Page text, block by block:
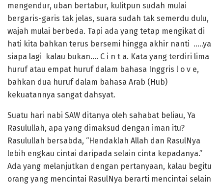
mengendur, uban bertabur, kulitpun sudah mulai
bergaris-garis tak jelas, suara sudah tak semerdu dulu,
wajah mulai berbeda. Tapi ada yang tetap mengikat di
hati kita bahkan terus bersemi hingga akhir nanti …..ya
siapa lagi kalau bukan…. C i n t a. Kata yang terdiri lima
huruf atau empat huruf dalam bahasa Inggris l o v e,
bahkan dua huruf dalam bahasa Arab (Hub)
kekuatannya sangat dahsyat.
Suatu hari nabi SAW ditanya oleh sahabat beliau, Ya
Rasulullah, apa yang dimaksud dengan iman itu?
Rasulullah bersabda, “Hendaklah Allah dan RasulNya
lebih engkau cintai daripada selain cinta kepadanya.”
Ada yang melanjutkan dengan pertanyaan, kalau begitu
orang yang mencintai RasulNya berarti mencintai selain